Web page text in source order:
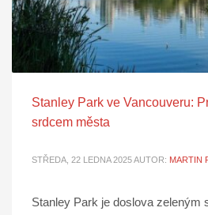
Stanley Park ve Vancouveru:
srdcem města
STŘEDA, 22 LEDNA 2025AUTOR: MARTIN
Stanley Park je doslova zeleným